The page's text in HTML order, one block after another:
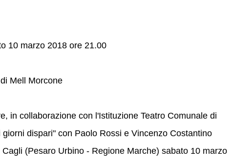
10 marzo 2018 ore 21.00
Mell Morcone
in collaborazione con l'Istituzione Teatro Comunale di
dispari" con Paolo Rossi e Vincenzo Costantino
(Pesaro Urbino - Regione Marche) sabato 10 marzo